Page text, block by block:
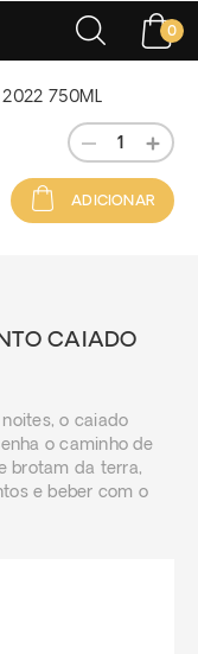
0
2022 750ML
ADICIONAR
CAIADO
o caiado
o caminho de
brotam da terra,
e beber com o